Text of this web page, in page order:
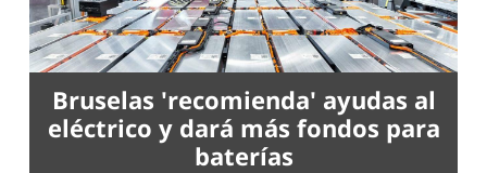
Bruselas 'recomienda' ayudas al
eléctrico y dará más fondos para
baterías